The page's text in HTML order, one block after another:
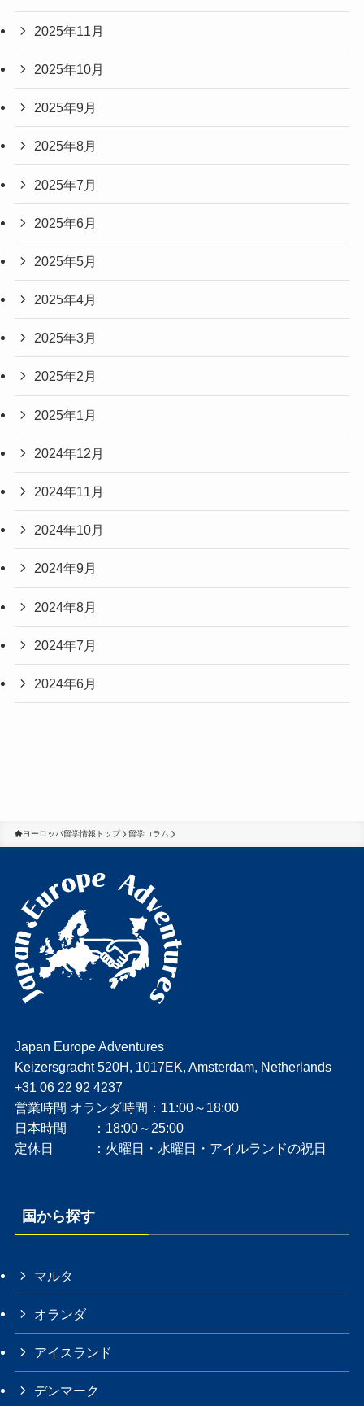
2025年11月
2025年10月
2025年9月
2025年8月
2025年7月
2025年6月
2025年5月
2025年4月
2025年3月
2025年2月
2025年1月
2024年12月
2024年11月
2024年10月
2024年9月
2024年8月
2024年7月
2024年6月
ヨーロッパ留学情報トップ 留学コラム
Japan Europe Adventures
Keizersgracht 520H, 1017EK, Amsterdam, Netherlands
+31 06 22 92 4237
営業時間 オランダ時間：11:00～18:00
日本時間 ：18:00～25:00
定休日 ：火曜日・水曜日・アイルランドの祝日
国から探す
マルタ
オランダ
アイスランド
デンマーク